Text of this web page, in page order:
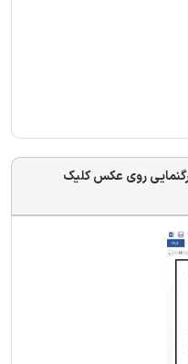
روی عکس کلیک